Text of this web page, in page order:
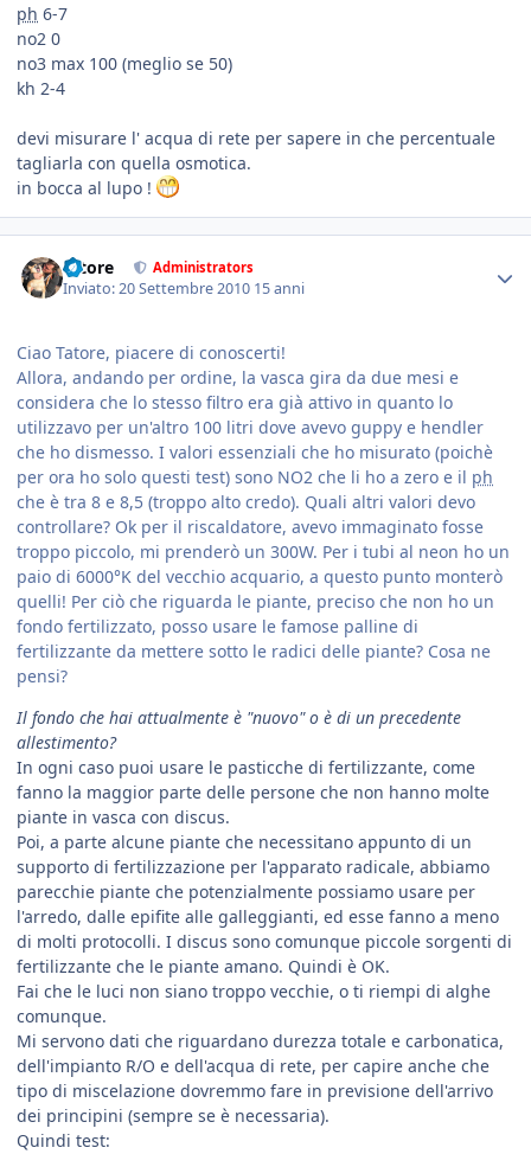
ph 6-7
no2 0
no3 max 100 (meglio se 50)
kh 2-4
devi misurare l' acqua di rete per sapere in che percentuale
tagliarla con quella osmotica.
in bocca al lupo !
tatore Administrators
Inviato:20 Settembre 2010 15 anni
Ciao Tatore, piacere di conoscerti!
Allora, andando per ordine, la vasca gira da due mesi e
considera che lo stesso filtro era già attivo in quanto lo
utilizzavo per un'altro 100 litri dove avevo guppy e hendler
che ho dismesso. I valori essenziali che ho misurato (poichè
per ora ho solo questi test) sono NO2 che li ho a zero e il ph
che è tra 8 e 8,5 (troppo alto credo). Quali altri valori devo
controllare? Ok per il riscaldatore, avevo immaginato fosse
troppo piccolo, mi prenderò un 300W. Per i tubi al neon ho un
paio di 6000°K del vecchio acquario, a questo punto monterò
quelli! Per ciò che riguarda le piante, preciso che non ho un
fondo fertilizzato, posso usare le famose palline di
fertilizzante da mettere sotto le radici delle piante? Cosa ne
pensi?
Il fondo che hai attualmente è "nuovo" o è di un precedente
allestimento?
In ogni caso puoi usare le pasticche di fertilizzante, come
fanno la maggior parte delle persone che non hanno molte
piante in vasca con discus.
Poi, a parte alcune piante che necessitano appunto di un
supporto di fertilizzazione per l'apparato radicale, abbiamo
parecchie piante che potenzialmente possiamo usare per
l'arredo, dalle epifite alle galleggianti, ed esse fanno a meno
di molti protocolli. I discus sono comunque piccole sorgenti di
fertilizzante che le piante amano. Quindi è OK.
Fai che le luci non siano troppo vecchie, o ti riempi di alghe
comunque.
Mi servono dati che riguardano durezza totale e carbonatica,
dell'impianto R/O e dell'acqua di rete, per capire anche che
tipo di miscelazione dovremmo fare in previsione dell'arrivo
dei principini (sempre se è necessaria).
Quindi test: